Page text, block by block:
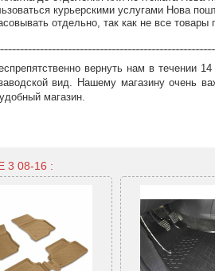
курьерскими услугами Нова
отдельно, так как не все товары
вернуть нам в течении
вид. Нашему магазину очень
магазин.
3 08-16 :